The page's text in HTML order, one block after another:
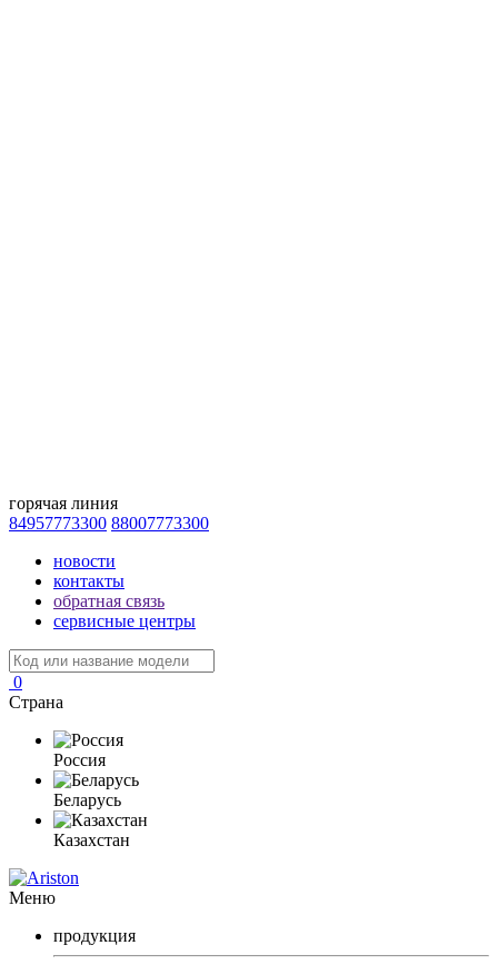
горячая линия
84957773300 88007773300
новости
контакты
обратная связь
сервисные центры
0
Страна
Россия
Беларусь
Казахстан
Меню
продукция